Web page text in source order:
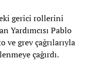
gerici rollerini
Yardımcısı Pablo
ve grev çağrılarıyla
çağırdı.